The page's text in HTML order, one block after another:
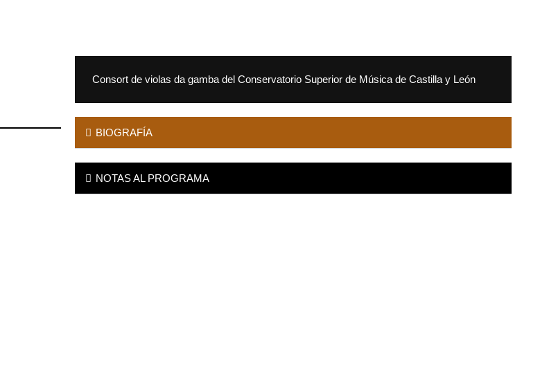
Consort de violas da gamba del Conservatorio Superior de Música de Castilla y León
BIOGRAFÍA
NOTAS AL PROGRAMA